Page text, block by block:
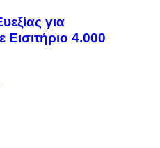
για
4.000